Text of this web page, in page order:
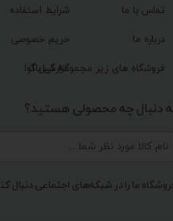
شرایط استفاده
حریم خصوصی
گزارش باگ
تماس با ما
درباره ما
فروشگاه های زیر مجموعه گیل آوا
دنبال چه محصولی هستید؟
ما را در شبکه‌های اجتماعی دنبال